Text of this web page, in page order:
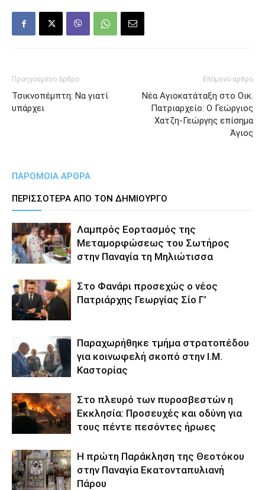
Προηγούμενο άρθρο
Τσικνοπέμπτη: Να γιατί
υπάρχει
Επόμενο άρθρο
Νέα Αγιοκατάταξη στο Οικ.
Πατριαρχείο: Ο Γεώργιος
Χατζη-Γεώργης επίσημα
Άγιος
ΠΑΡΟΜΟΙΑ ΑΡΘΡΑ
ΠΕΡΙΣΣΟΤΕΡΑ ΑΠΟ ΤΟΝ ΔΗΜΙΟΥΡΓΟ
Λαμπρός Εορτασμός της
Μεταμορφώσεως του Σωτήρος
στην Παναγία τη Μηλιώτισσα
Στο Φανάρι προσεχώς ο νέος
Πατριάρχης Γεωργίας Σίο Γ’
Παραχωρήθηκε τμήμα στρατοπέδου
για κοινωφελή σκοπό στην Ι.Μ.
Καστορίας
Στο πλευρό των πυροσβεστών η
Εκκλησία: Προσευχές και οδύνη για
τους πέντε πεσόντες ήρωες
Η πρώτη Παράκληση της Θεοτόκου
στην Παναγία Εκατονταπυλιανή
Πάρου